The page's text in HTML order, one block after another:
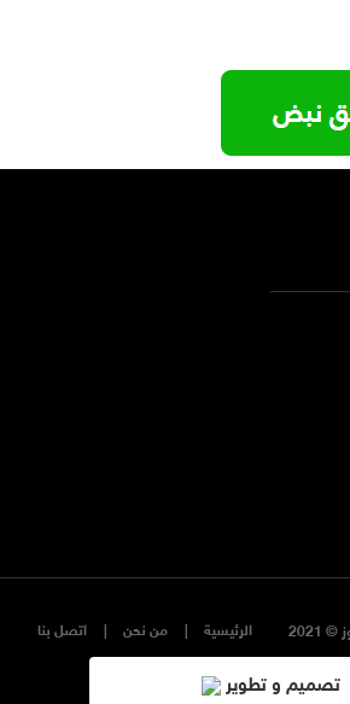
اتصل بنا من نحن الرئيسية
تصميم و تطوير